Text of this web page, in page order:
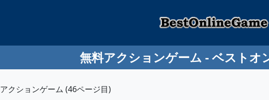
無料アクションゲーム - ベストオ
アクションゲーム (46ページ目)